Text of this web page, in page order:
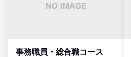
事務職員・総合職コース